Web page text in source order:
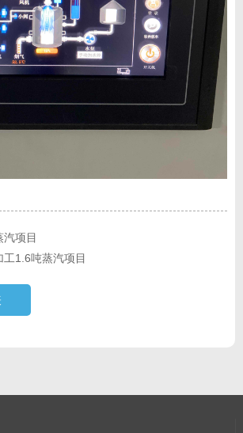
项目
工1.6吨蒸汽项目